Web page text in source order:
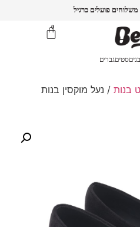
פועלים כרגיל
0
בניםסטיםגברים
בנות / נעל מוקסין בנות